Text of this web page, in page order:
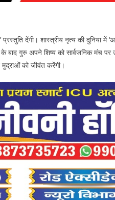
देंगी। शास्त्रीय नृत्य की दुनिया में
के बाद गुरु अपने शिष्य को सार्वजनिक मंच
को जीवंत करेंगी।